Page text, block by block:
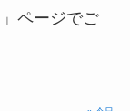
」ページでご